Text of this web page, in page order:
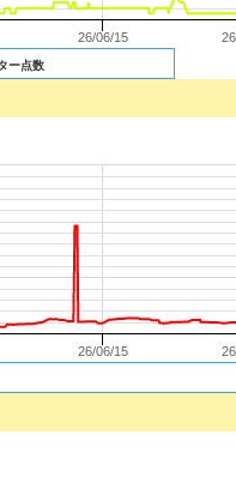
ー点数
26/06/15
26/06/15